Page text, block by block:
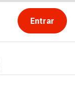
Entrar